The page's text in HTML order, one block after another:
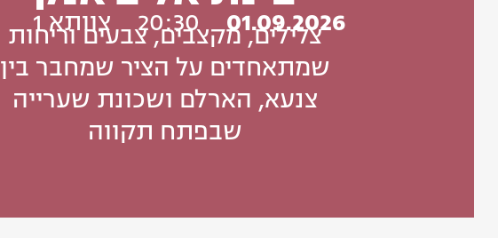
צלילים, מקצבים, צבעים וריחות
שמתאחדים על הציר שמחבר בין
צנעא, הארלם ושכונת שערייה
שבפתח תקווה
01.09.2026
20:30 צוותא 1